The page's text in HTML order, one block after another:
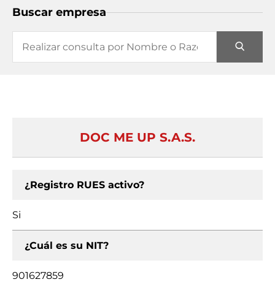
Buscar empresa
DOC ME UP S.A.S.
¿Registro RUES activo?
Si
¿Cuál es su NIT?
901627859